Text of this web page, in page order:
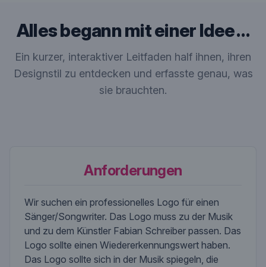
Alles begann mit einer Idee …
Ein kurzer, interaktiver Leitfaden half ihnen, ihren
Designstil zu entdecken und erfasste genau, was
sie brauchten.
Anforderungen
Wir suchen ein professionelles Logo für einen
Sänger/Songwriter. Das Logo muss zu der Musik
und zu dem Künstler Fabian Schreiber passen. Das
Logo sollte einen Wiedererkennungswert haben.
Das Logo sollte sich in der Musik spiegeln, die